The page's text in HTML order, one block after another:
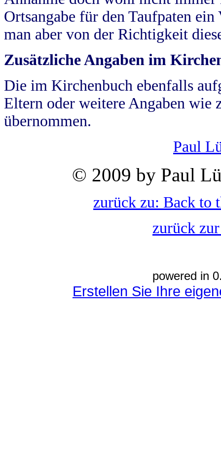
Ortsangabe für den Taufpaten
man aber von der Richtigkeit
Zusätzliche Angaben im
Die im Kirchenbuch ebenfalls
Eltern oder weitere Angaben wie
übernommen.
Paul
© 2009 by Paul
zurück zu: Back to
zurück
powered in
Erstellen Sie Ihre